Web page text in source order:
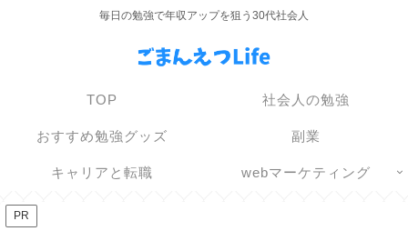
毎日の勉強で年収アップを狙う30代社会人
TOP 社会人の勉強
おすすめ勉強グッズ 副業
キャリアと転職 webマーケティング
PR